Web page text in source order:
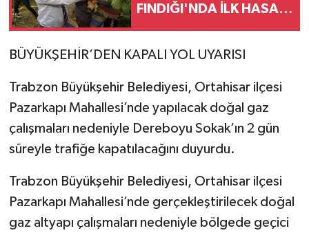
FINDIĞI'NDA İLK HASAT
BÜYÜKŞEHİR’DEN KAPALI YOL UYARISI
Trabzon Büyükşehir Belediyesi, Ortahisar ilçesi
Pazarkapı Mahallesi’nde yapılacak doğal gaz
çalışmaları nedeniyle Dereboyu Sokak’ın 2 gün
süreyle trafiğe kapatılacağını duyurdu.
Trabzon Büyükşehir Belediyesi, Ortahisar ilçesi
Pazarkapı Mahallesi’nde gerçekleştirilecek doğal
gaz altyapı çalışmaları nedeniyle bölgede geçici